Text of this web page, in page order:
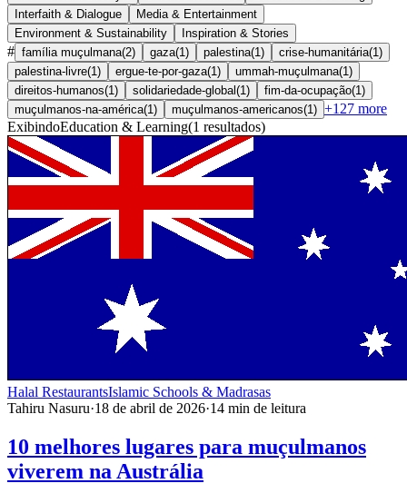
Interfaith & Dialogue
Media & Entertainment
Environment & Sustainability
Inspiration & Stories
# família muçulmana(2) gaza(1 ) palestina(1 ) crise-humanitária(1 )
palestina-livre(1 ) ergue-te-por-gaza(1 ) ummah-muçulmana(1 )
direitos-humanos(1 ) solidariedade-global (1 ) fim-da-ocupação(1 )
muçulmanos-na-américa(1 ) muçulmanos-americanos(1 ) +127 more
ExibindoEducation & Learning(1 resultados)
Halal RestaurantsIslamic Schools & Madrasas
Tahiru Nasuru·18 de abril de 2026·14 min de leitura
10 melhores lugares para muçulmanos
viverem na Austrália